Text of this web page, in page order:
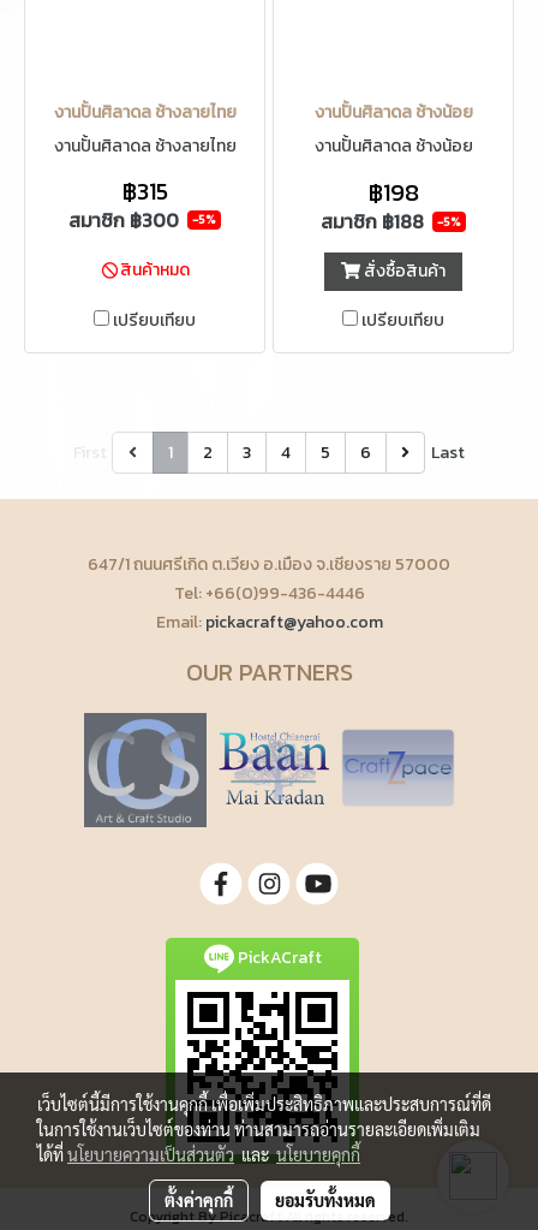
งานปั้นศิลาดล ช้างลายไทย
งานปั้นศิลาดล ช้างลายไทย
฿315
สมาชิก ฿300 -5%
สินค้าหมด
เปรียบเทียบ
งานปั้นศิลาดล ช้างน้อย
งานปั้นศิลาดล ช้างน้อย
฿198
สมาชิก ฿188 -5%
สั่งซื้อสินค้า
เปรียบเทียบ
1 2 3 4 5 6 Last
647/1 ถนนศรีเกิด ต.เวียง อ.เมือง จ.เชียงราย 57000
Tel: +66(0)99-436-4446
Email:pickacraft@yahoo.com
OUR PARTNERS
PickACraft
Copyright By Picacraft All rights reserved.
เว็บไซต์นี้มีการใช้งานคุกกี้ เพื่อเพิ่มประสิทธิภาพและประสบการณ์ที่ดี
ในการใช้งานเว็บไซต์ของท่าน ท่านสามารถอ่านรายละเอียดเพิ่มเติม
ได้ที่นโยบายความเป็นส่วนตัวและนโยบายคุกกี้
ตั้งค่าคุกกี้ ยอมรับทั้งหมด